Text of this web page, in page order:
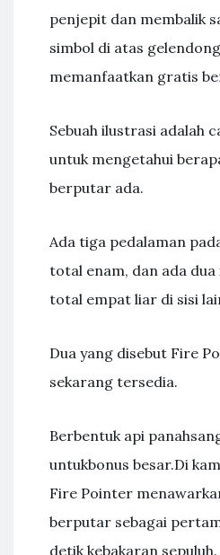
penjepit dan membalik
simbol di atas
memanfaatkan gratis
Sebuah ilustrasi adalah
untuk mengetahui
berputar ada.
Ada tiga pedalaman
total enam, dan ada
total empat liar di sisi
Dua yang disebut Fire
sekarang tersedia.
Berbentuk api
untukbonus besar.Di
Fire Pointer
berputar sebagai
detik kebakaran sepuluh.